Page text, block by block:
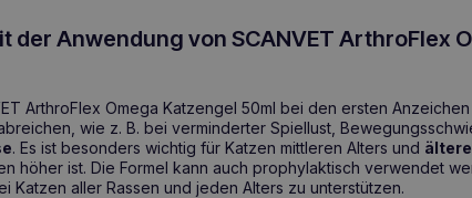
der Anwendung von SCANVET ArthroFlex
ArthroFlex Omega Katzengel 50ml bei den ersten
wie z. B. bei verminderter Spiellust,
. Es ist besonders wichtig für Katzen mittleren Alters und ältere
höher ist. Die Formel kann auch prophylaktisch verwendet
Katzen aller Rassen und jeden Alters zu unterstützen.